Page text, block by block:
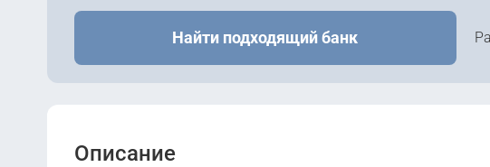
Найти подходящий банк
Описание